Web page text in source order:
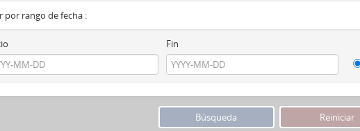
por rango de fecha :
Fin